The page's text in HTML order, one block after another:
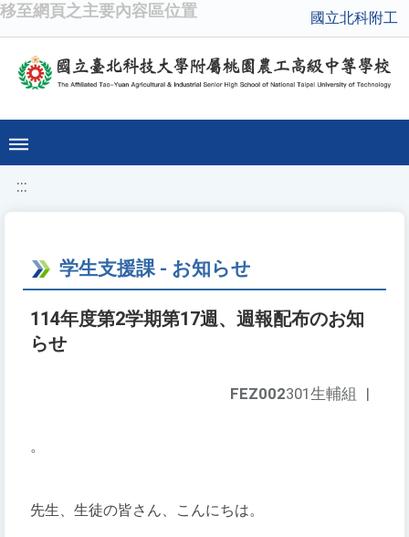
移至網頁之主要內容區位置 國立北科附工
:::
学生支援課 - お知らせ
114年度第2学期第17週、週報配布のお知
らせ
FEZ002301生輔組 |
。
先生、生徒の皆さん、こんにちは。